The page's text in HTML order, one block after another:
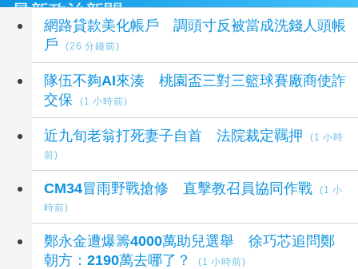
最新政治新聞
網路貸款美化帳戶 調頭寸反被當成洗錢人頭帳
戶
(26 分鐘前)
隊伍不夠AI來湊 桃園盃三對三籃球賽廠商使詐
交保
(1 小時前)
近九旬老翁打死妻子自首 法院裁定羈押
(1 小時
前)
CM34冒雨野戰搶修 直擊教召員協同作戰
(1 小
時前)
鄭永金遭爆籌4000萬助兒選舉 徐巧芯追問鄭
朝方：2190萬去哪了？
(1 小時前)